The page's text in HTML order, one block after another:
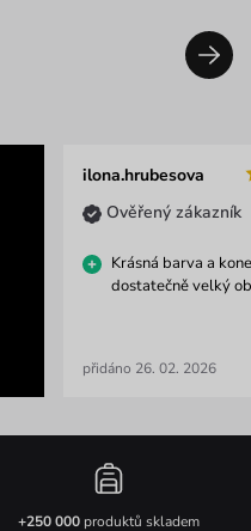
ilona.hrubesova
Ověřený zákazník
Krásná barva a
dostatečně velký
přidáno 26. 02. 2026
+250 000produktů skladem